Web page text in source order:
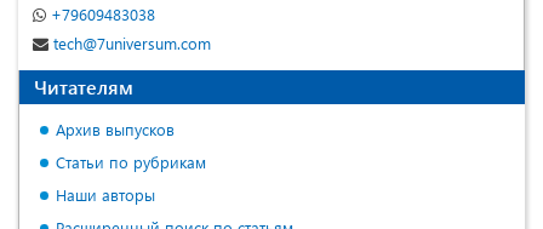
+79609483038
tech@7universum.com
Читателям
Архив выпусков
Статьи по рубрикам
Наши авторы